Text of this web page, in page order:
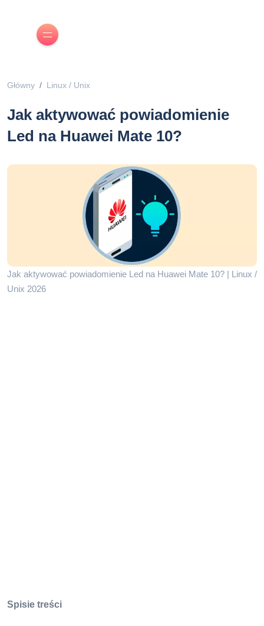
Główny Linux / Unix
Jak aktywować powiadomienie
Led na Huawei Mate 10?
Jak aktywować powiadomienie Led na Huawei Mate 10? | Linux /
Unix 2026
Spisie treści